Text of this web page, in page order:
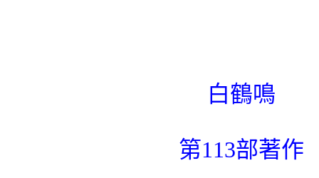
白鶴鳴
第113部著作